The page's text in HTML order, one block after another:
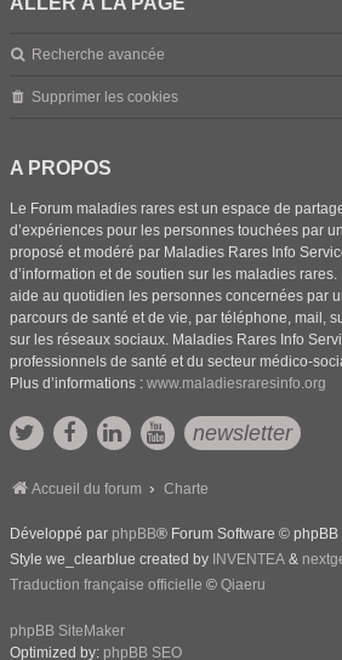
Recherche avancée
Supprimer les cookies
A PROPOS
Le Forum maladies rares est un espace de
d’expériences pour les personnes touchées par
proposé et modéré par Maladies Rares Info
d’information et de soutien sur les maladies
aide au quotidien les personnes concernées par
parcours de santé et de vie, par téléphone, mail,
sur les réseaux sociaux. Maladies Rares Info
professionnels de santé et du secteur médico-
Plus d’informations : www.maladiesraresinfo.org
newsletter
Accueil du forum Charte
Développé par phpBB® Forum Software © phpBB
Style we_clearblue created by INVENTEA &
Traduction française officielle © Qiaeru
phpBB SiteMaker
Optimized by: phpBB SEO